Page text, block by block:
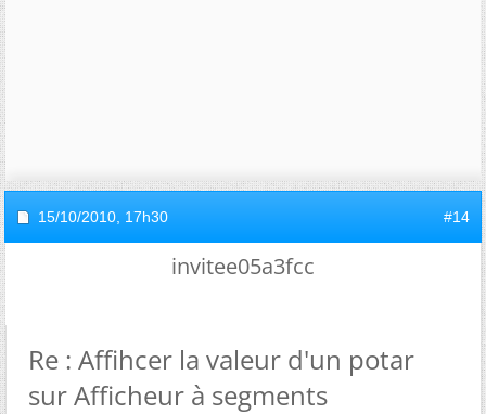
15/10/2010, 17h30 #14
invitee05a3fcc
Re : Affihcer la valeur d'un potar
sur Afficheur à segments